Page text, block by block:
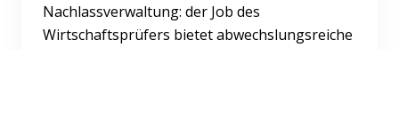
Nachlassverwaltung: der Job des
Wirtschaftsprüfers bietet abwechslungsreiche